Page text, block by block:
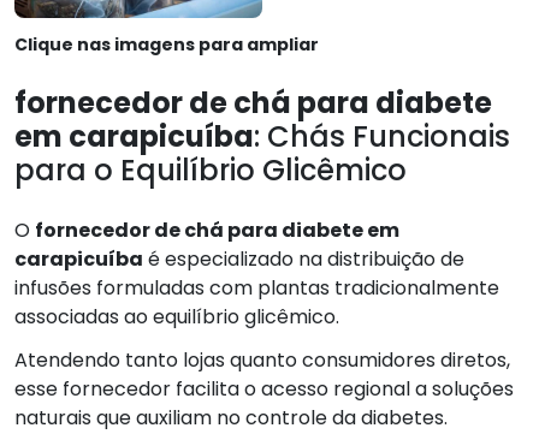
Clique nas imagens para ampliar
fornecedor de chá para diabete
em carapicuíba: Chás Funcionais
para o Equilíbrio Glicêmico
O fornecedor de chá para diabete em
carapicuíba é especializado na distribuição de
infusões formuladas com plantas tradicionalmente
associadas ao equilíbrio glicêmico.
Atendendo tanto lojas quanto consumidores diretos,
esse fornecedor facilita o acesso regional a soluções
naturais que auxiliam no controle da diabetes.